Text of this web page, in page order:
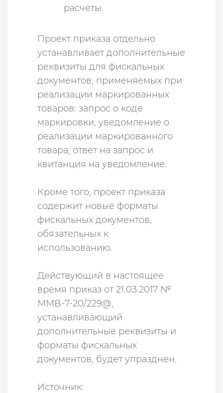
расчеты.
Проект приказа отдельно
устанавливает дополнительные
реквизиты для фискальных
документов, применяемых при
реализации маркированных
товаров: запрос о коде
маркировки, уведомление о
реализации маркированного
товара, ответ на запрос и
квитанция на уведомление.
Кроме того, проект приказа
содержит новые форматы
фискальных документов,
обязательных к
использованию.
Действующий в настоящее
время приказ от 21.03.2017 №
ММВ-7-20/229@,
устанавливающий
дополнительные реквизиты и
форматы фискальных
документов, будет упразднен.
Источник: